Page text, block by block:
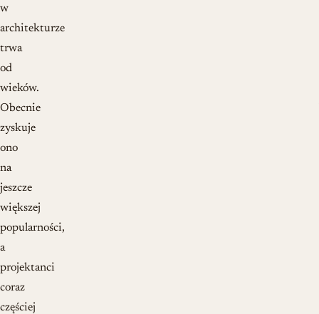
w
architekturze
trwa
od
wieków.
Obecnie
zyskuje
ono
na
jeszcze
większej
popularności,
a
projektanci
coraz
częściej